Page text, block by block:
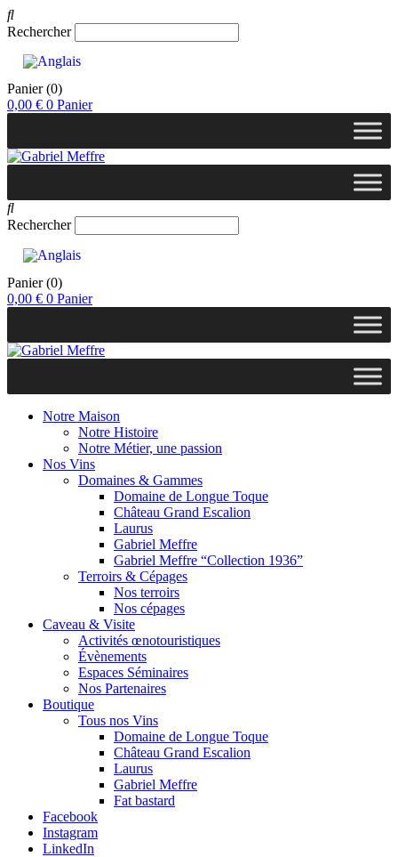
Rechercher
Panier (0)
0,00 € 0 Panier
Rechercher
Panier (0)
0,00 € 0 Panier
Notre Maison
Notre Histoire
Notre Métier, une passion
Nos Vins
Domaines & Gammes
Domaine de Longue Toque
Château Grand Escalion
Laurus
Gabriel Meffre
Gabriel Meffre “Collection 1936”
Terroirs & Cépages
Nos terroirs
Nos cépages
Caveau & Visite
Activités œnotouristiques
Évènements
Espaces Séminaires
Nos Partenaires
Boutique
Tous nos Vins
Domaine de Longue Toque
Château Grand Escalion
Laurus
Gabriel Meffre
Fat bastard
Facebook
Instagram
LinkedIn